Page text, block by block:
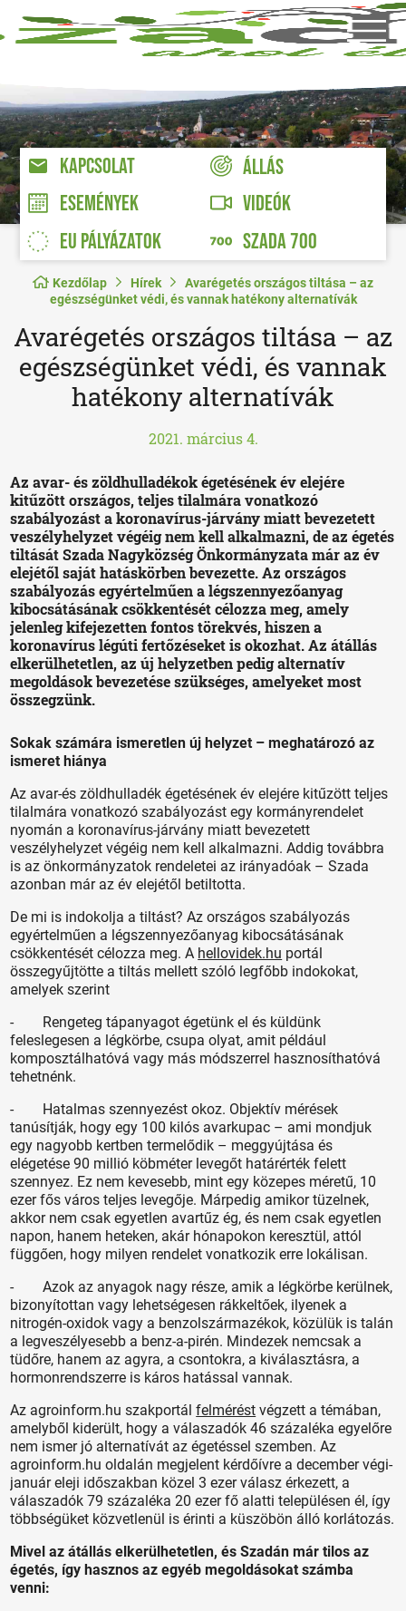
KAPCSOLAT
ÁLLÁS
ESEMÉNYEK
VIDEÓK
EU PÁLYÁZATOK
SZADA 700
Kezdőlap Hírek
Avarégetés országos tiltása – az
egészségünket védi, és vannak hatékony alternatívák
Avarégetés országos tiltása – az
egészségünket védi, és vannak
hatékony alternatívák
2021. március 4.
Az avar- és zöldhulladékok égetésének év elejére
kitűzött országos, teljes tilalmára vonatkozó
szabályozást a koronavírus-járvány miatt bevezetett
veszélyhelyzet végéig nem kell alkalmazni, de az égetés
tiltását Szada Nagyközség Önkormányzata már az év
elejétől saját hatáskörben bevezette. Az országos
szabályozás egyértelműen a légszennyezőanyag
kibocsátásának csökkentését célozza meg, amely
jelenleg kifejezetten fontos törekvés, hiszen a
koronavírus légúti fertőzéseket is okozhat. Az átállás
elkerülhetetlen, az új helyzetben pedig alternatív
megoldások bevezetése szükséges, amelyeket most
összegzünk.
Sokak számára ismeretlen új helyzet – meghatározó az
ismeret hiánya
Az avar-és zöldhulladék égetésének év elejére kitűzött teljes
tilalmára vonatkozó szabályozást egy kormányrendelet
nyomán a koronavírus-járvány miatt bevezetett
veszélyhelyzet végéig nem kell alkalmazni. Addig továbbra
is az önkormányzatok rendeletei az irányadóak – Szada
azonban már az év elejétől betiltotta.
De mi is indokolja a tiltást? Az országos szabályozás
egyértelműen a légszennyezőanyag kibocsátásának
csökkentését célozza meg. A hellovidek.hu portál
összegyűjtötte a tiltás mellett szóló legfőbb indokokat,
amelyek szerint
- Rengeteg tápanyagot égetünk el és küldünk
feleslegesen a légkörbe, csupa olyat, amit például
komposztálhatóvá vagy más módszerrel hasznosíthatóvá
tehetnénk.
- Hatalmas szennyezést okoz. Objektív mérések
tanúsítják, hogy egy 100 kilós avarkupac – ami mondjuk
egy nagyobb kertben termelődik – meggyújtása és
elégetése 90 millió köbméter levegőt határérték felett
szennyez. Ez nem kevesebb, mint egy közepes méretű, 10
ezer fős város teljes levegője. Márpedig amikor tüzelnek,
akkor nem csak egyetlen avartűz ég, és nem csak egyetlen
napon, hanem heteken, akár hónapokon keresztül, attól
függően, hogy milyen rendelet vonatkozik erre lokálisan.
- Azok az anyagok nagy része, amik a légkörbe kerülnek,
bizonyítottan vagy lehetségesen rákkeltőek, ilyenek a
nitrogén-oxidok vagy a benzolszármazékok, közülük is talán
a legveszélyesebb a benz-a-pirén. Mindezek nemcsak a
tüdőre, hanem az agyra, a csontokra, a kiválasztásra, a
hormonrendszerre is káros hatással vannak.
Az agroinform.hu szakportálfelmérést végzett a témában,
amelyből kiderült, hogy a válaszadók 46 százaléka egyelőre
nem ismer jó alternatívát az égetéssel szemben. Az
agroinform.hu oldalán megjelent kérdőívre a december végi-
január eleji időszakban közel 3 ezer válasz érkezett, a
válaszadók 79 százaléka 20 ezer fő alatti településen él, így
többségüket közvetlenül is érinti a küszöbön álló korlátozás.
Mivel az átállás elkerülhetetlen, és Szadán már tilos az
égetés, így hasznos az egyéb megoldásokat számba
venni: